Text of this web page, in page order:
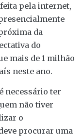
pela internet,
da
do
mais de 1 milhão
neste ano.
necessário ter
não tiver
o
procurar uma